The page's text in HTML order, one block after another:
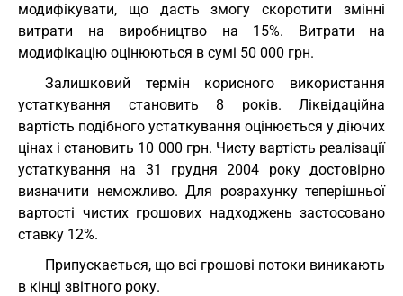
модифікувати, що дасть змогу скоротити змінні
витрати на виробництво на 15%. Витрати на
модифікацію оцінюються в сумі 50 000 грн.
Залишковий термін корисного використання
устаткування становить 8 років. Ліквідаційна
вартість подібного устаткування оцінюється у діючих
цінах і становить 10 000 грн. Чисту вартість реалізації
устаткування на 31 грудня 2004 року достовірно
визначити неможливо. Для розрахунку теперішньої
вартості чистих грошових надходжень застосовано
ставку 12%.
Припускається, що всі грошові потоки виникають
в кінці звітного року.